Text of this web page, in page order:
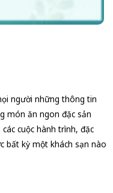
người những thông tin
món ăn ngon đặc sản
cuộc hành trình, đặc
bất kỳ một khách sạn nào